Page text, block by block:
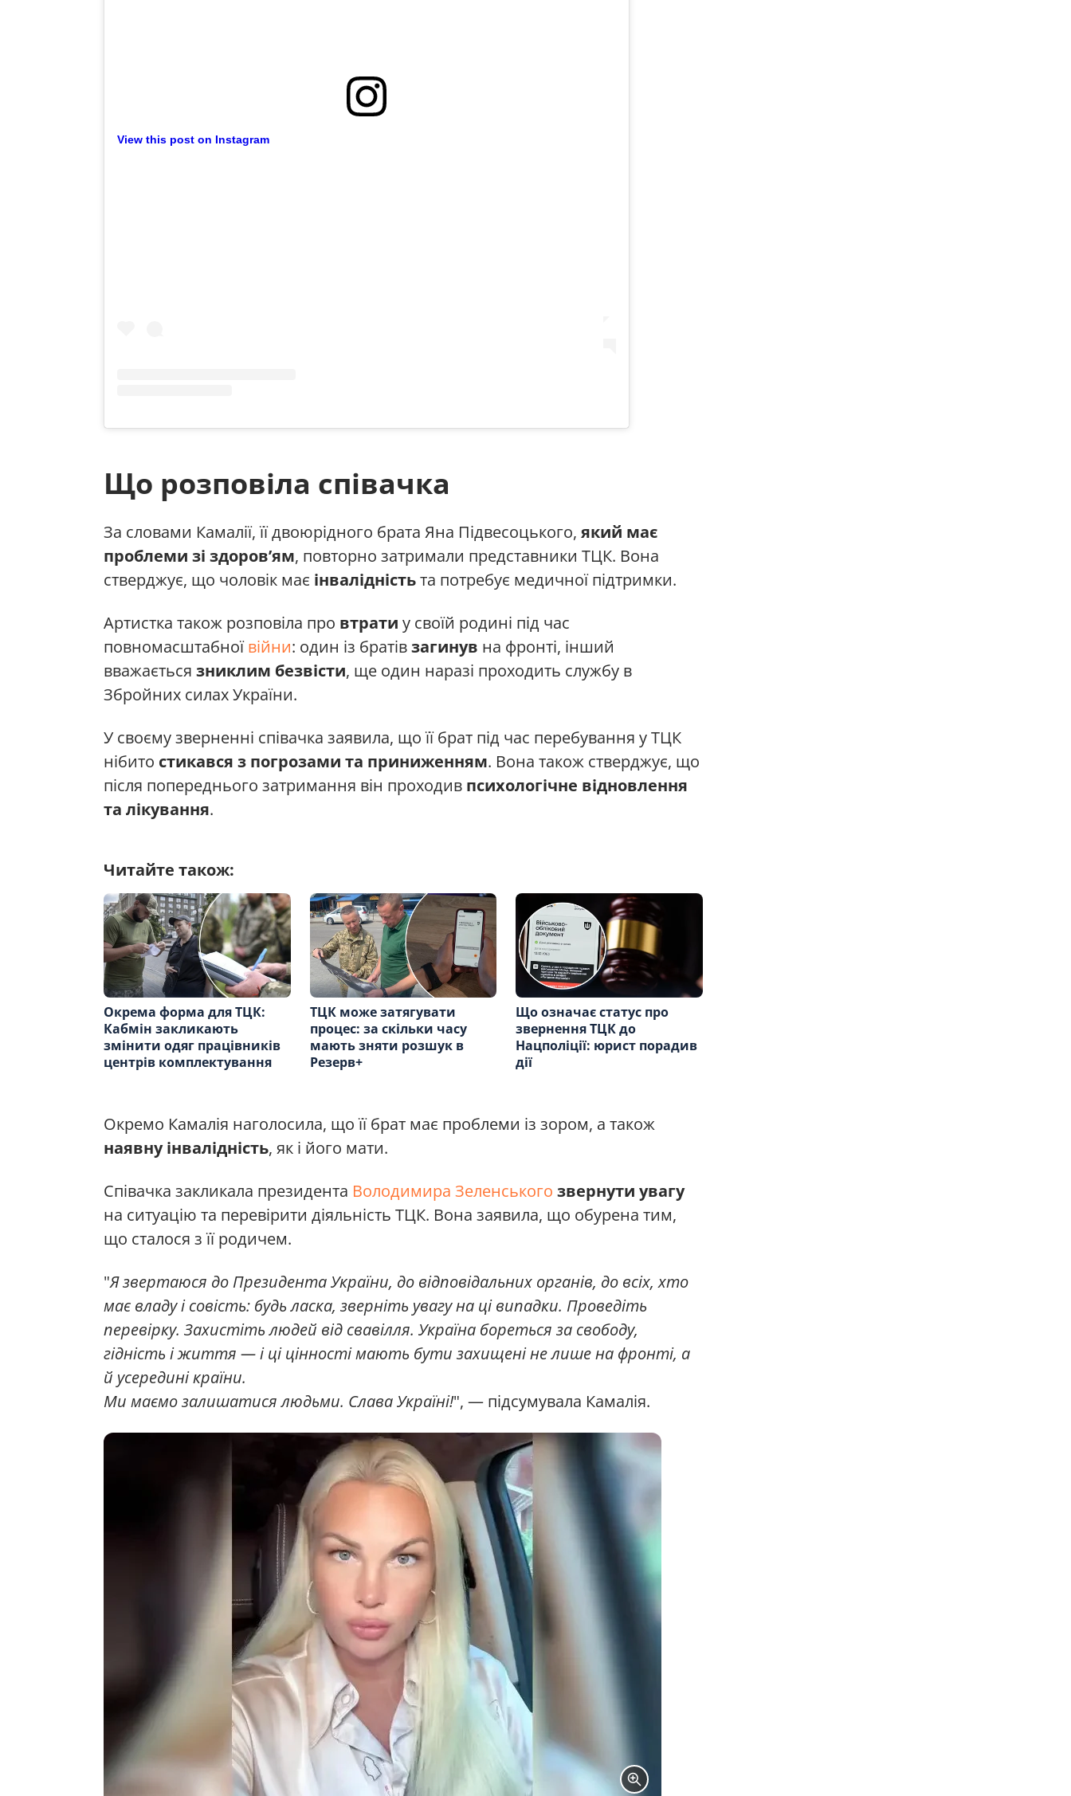
View this post on Instagram
Що розповіла співачка
За словами Камалії, її двоюрідного брата Яна Підвесоцького, який має
проблеми зі здоров’ям, повторно затримали представники ТЦК. Вона
стверджує, що чоловік має інвалідністьта потребує медичної підтримки.
Артистка також розповіла про втрати у своїй родині під час
повномасштабноївійни: один із братівзагинув на фронті, інший
вважається зниклим безвісти, ще один наразі проходить службу в
Збройних силах України.
У своєму зверненні співачка заявила, що її брат під час перебування у ТЦК
нібито стикався з погрозами та приниженням. Вона також стверджує, що
після попереднього затримання він проходив психологічне відновлення
та лікування.
Читайте також:
Окрема форма для ТЦК:
Кабмін закликають
змінити одяг працівників
центрів комплектування
ТЦК може затягувати
процес: за скільки часу
мають зняти розшук в
Резерв+
Що означає статус про
звернення ТЦК до
Нацполіції: юрист порадив
дії
Окремо Камалія наголосила, що її брат має проблеми із зором, а також
наявну інвалідність, як і його мати.
Співачка закликала президента Володимира Зеленського звернути увагу
на ситуацію та перевірити діяльність ТЦК. Вона заявила, що обурена тим,
що сталося з її родичем.
"Я звертаюся до Президента України, до відповідальних органів, до всіх, хто
має владу і совість: будь ласка, зверніть увагу на ці випадки. Проведіть
перевірку. Захистіть людей від свавілля. Україна бореться за свободу,
гідність і життя — і ці цінності мають бути захищені не лише на фронті, а
й усередині країни.
Ми маємо залишатися людьми. Слава Україні!", — підсумувала Камалія.